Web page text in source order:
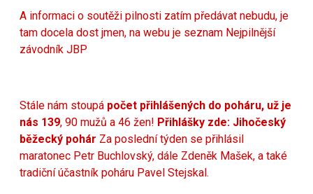
A informaci o soutěži pilnosti zatím předávat nebudu, je
tam docela dost jmen, na webu je seznam Nejpilnější
závodník JBP
Stále nám stoupá počet přihlášených do poháru, už je
nás 139, 90 mužů a 46 žen! Přihlášky zde: Jihočeský
běžecký pohár Za poslední týden se přihlásil
maratonec Petr Buchlovský, dále Zdeněk Mašek, a také
tradiční účastník poháru Pavel Stejskal.